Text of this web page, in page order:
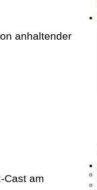
anhaltender
Cast am